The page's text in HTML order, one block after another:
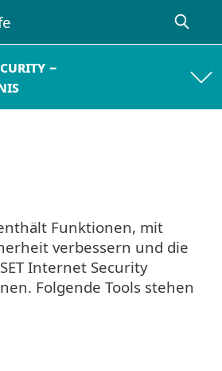
–
Funktionen, mit
verbessern und die
Internet Security
Folgende Tools stehen